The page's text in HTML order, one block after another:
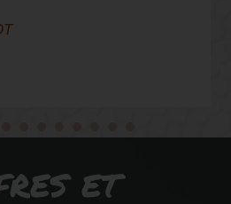
et